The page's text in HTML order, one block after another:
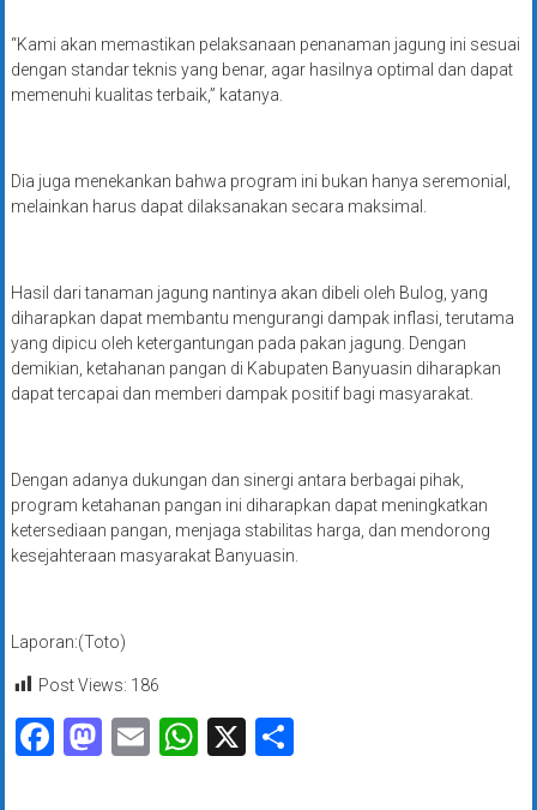
“Kami akan memastikan pelaksanaan penanaman jagung ini sesuai
dengan standar teknis yang benar, agar hasilnya optimal dan dapat
memenuhi kualitas terbaik,” katanya.
Dia juga menekankan bahwa program ini bukan hanya seremonial,
melainkan harus dapat dilaksanakan secara maksimal.
Hasil dari tanaman jagung nantinya akan dibeli oleh Bulog, yang
diharapkan dapat membantu mengurangi dampak inflasi, terutama
yang dipicu oleh ketergantungan pada pakan jagung. Dengan
demikian, ketahanan pangan di Kabupaten Banyuasin diharapkan
dapat tercapai dan memberi dampak positif bagi masyarakat.
Dengan adanya dukungan dan sinergi antara berbagai pihak,
program ketahanan pangan ini diharapkan dapat meningkatkan
ketersediaan pangan, menjaga stabilitas harga, dan mendorong
kesejahteraan masyarakat Banyuasin.
Laporan:(Toto)
Post Views: 186
Facebook
Mastodon
EmailWhatsApp
X